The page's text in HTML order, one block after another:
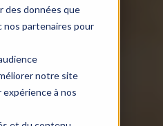
des données que
nos partenaires pour
notre site
à nos